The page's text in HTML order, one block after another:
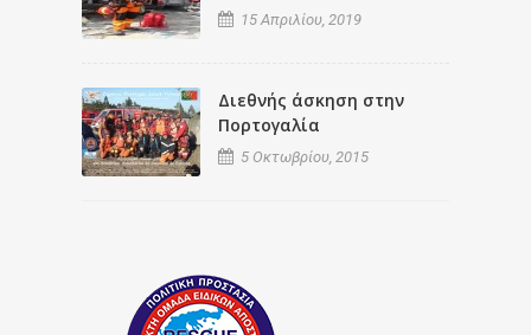
15 Απριλίου, 2019
Διεθνής άσκηση στην
Πορτογαλία
5 Οκτωβρίου, 2015